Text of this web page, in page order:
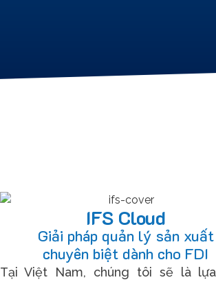
IFS Cloud
Giải pháp quản lý sản xuất
chuyên biệt dành cho FDI
Tại Việt Nam, chúng tôi sẽ là